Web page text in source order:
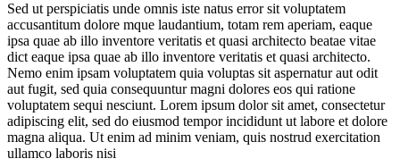
Sed ut perspiciatis unde omnis iste natus error sit voluptatem
accusantitum dolore mque laudantium, totam rem aperiam, eaque
ipsa quae ab illo inventore veritatis et quasi architecto beatae vitae
dict eaque ipsa quae ab illo inventore veritatis et quasi architecto.
Nemo enim ipsam voluptatem quia voluptas sit aspernatur aut odit
aut fugit, sed quia consequuntur magni dolores eos qui ratione
voluptatem sequi nesciunt. Lorem ipsum dolor sit amet, consectetur
adipiscing elit, sed do eiusmod tempor incididunt ut labore et dolore
magna aliqua. Ut enim ad minim veniam, quis nostrud exercitation
ullamco laboris nisi